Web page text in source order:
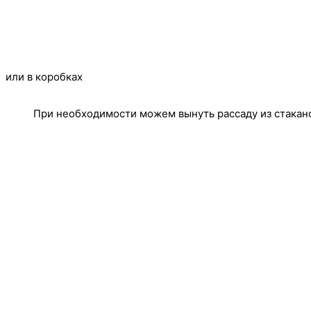
или в коробках
При необходимости можем вынуть рассаду из